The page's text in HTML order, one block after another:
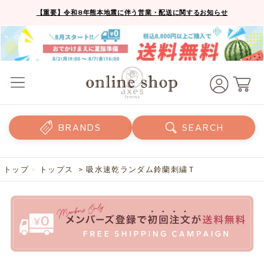
【重要】令和8年熊本地震に伴う営業・配送に関するお知らせ
BRANDS SEARCH
トップ > トップス > 吸水速乾ランダム鈴蘭刺繍Ｔ